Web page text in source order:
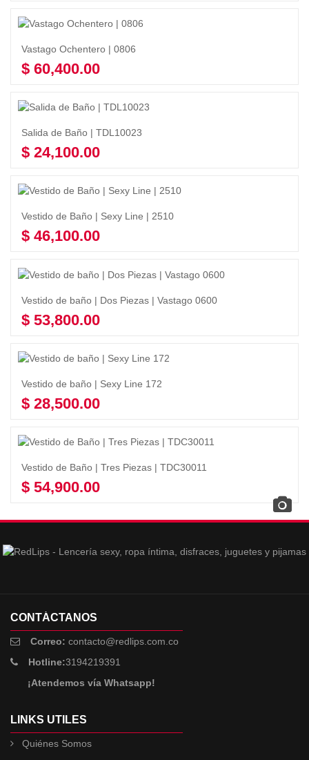
Vastago Ochentero | 0806
$ 60,400.00
Salida de Baño | TDL10023
$ 24,100.00
Vestido de Baño | Sexy Line | 2510
$ 46,100.00
Vestido de baño | Dos Piezas | Vastago 0600
$ 53,800.00
Vestido de baño | Sexy Line 172
$ 28,500.00
Vestido de Baño | Tres Piezas | TDC30011
$ 54,900.00
CONTÁCTANOS
Correo: contacto@redlips.com.co
Hotline:3194219391
¡Atendemos vía Whatsapp!
LINKS UTILES
Quiénes Somos